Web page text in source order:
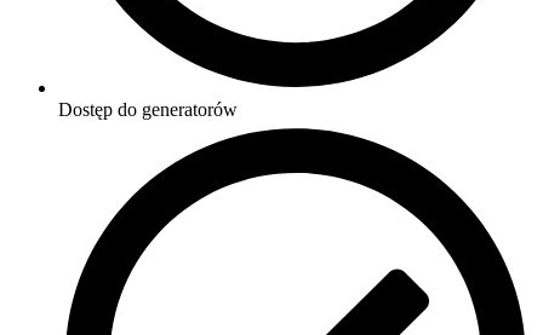
Dostęp do generatorów